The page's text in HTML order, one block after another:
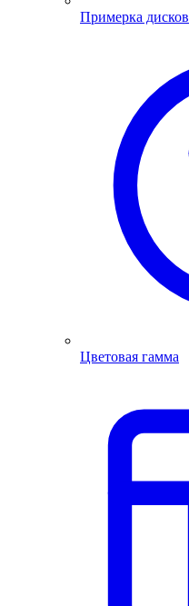
Примерка дисков
Цветовая гамма